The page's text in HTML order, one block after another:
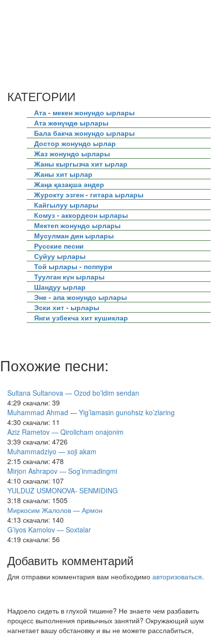
КАТЕГОРИИ
Ата - мекен жонундо ырлары
Ата жөнүндө ырлары
Бала бакча жонундо ырлары
Достор жонундо ырлар
Жаз жонундо ырлары
Жаны кыргызча хит ырлар
Жаны хит ырлар
Жаңа қазақша әндер
Журокту эзген - гитара ырлары
Кайгылуу ырлары
Комуз - аккордеон ырлары
Мектеп жонундо ырлары
Мусулман дин ырлары
Русские песни
Суйуу ырлары
Той ырлары - поппури
Туулган күн ырлары
Шандуу ырлар
Эне - апа жонундо ырлары
Эски хит - ырлары
Янги узбекча хит кушиклар
Похожие песни:
Sultana Sultanova — Ozod bo’ldim sendan
4:29 скачали: 39
Muhammad Ahmad — Yig’lamasin gunohsiz ko’zlaring
4:30 скачали: 11
Aziz Rametov — Qirolicham onajonim
3:39 скачали: 4726
Muhammadziyo — xoji akam
2:15 скачали: 478
Mirjon Ashrapov — Sog’inmadingmi
4:10 скачали: 107
YULDUZ USMONOVA- SENMIDING
3:18 скачали: 1505
Миркосим Жалолов — Армон
4:13 скачали: 140
G’iyos Kamolov — Soxtalar
4:19 скачали: 56
Добавить комментарий
Для отправки комментария вам необходимо авторизоваться.
Надоело сидеть в глухой тишине? Не знаете чем разбавить
процесс выполнения привычных занятий? Окружающий шум
нагнетает вашу обстановку и вы не можете расслабиться,